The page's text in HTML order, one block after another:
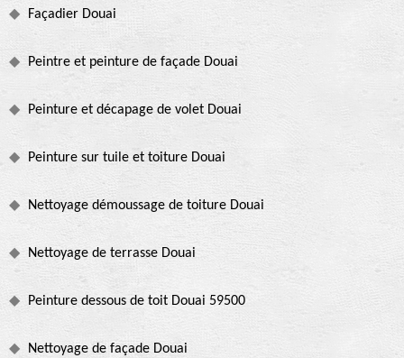
Façadier Douai
Peintre et peinture de façade Douai
Peinture et décapage de volet Douai
Peinture sur tuile et toiture Douai
Nettoyage démoussage de toiture Douai
Nettoyage de terrasse Douai
Peinture dessous de toit Douai 59500
Nettoyage de façade Douai